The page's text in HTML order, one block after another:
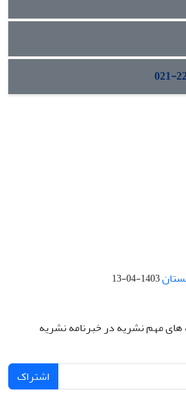
1403-04-13
های مهم نشریه در خبرنامه نشریه
اشتراک